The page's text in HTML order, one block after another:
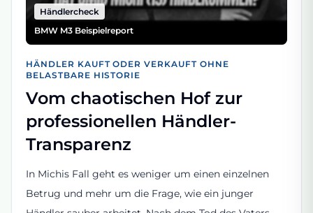
Händlercheck
BMW M3 Beispielreport
HÄNDLER KAUFT ODER VERKAUFT OHNE
BELASTBARE HISTORIE
Vom chaotischen Hof zur
professionellen Händler-
Transparenz
In Michis Fall geht es weniger um einen einzelnen
Betrug und mehr um die Frage, wie ein junger